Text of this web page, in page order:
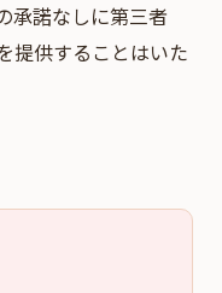
承諾なしに第三者
提供することはいた